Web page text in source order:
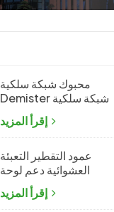
محبوك شبكة سلكية
Demister شبكة سلكية
ضباب المزيل
عمود التقطير التعبئة
العشوائية دعم لوحة
الشبكة